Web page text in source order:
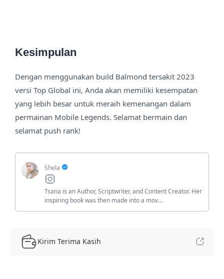
Kesimpulan
Dengan menggunakan build Balmond tersakit 2023
versi Top Global ini, Anda akan memiliki kesempatan
yang lebih besar untuk meraih kemenangan dalam
permainan Mobile Legends. Selamat bermain dan
selamat push rank!
Kirim Terima Kasih